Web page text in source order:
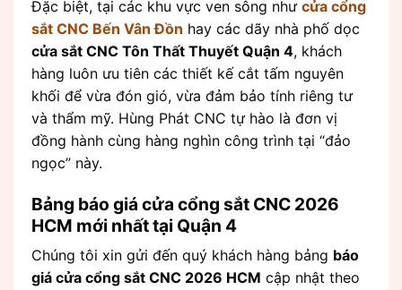
Đặc biệt, tại các khu vực ven sông như cửa cổng
sắt CNC Bến Vân Đồn hay các dãy nhà phố dọc
cửa sắt CNC Tôn Thất Thuyết Quận 4, khách
hàng luôn ưu tiên các thiết kế cắt tấm nguyên
khối để vừa đón gió, vừa đảm bảo tính riêng tư
và thẩm mỹ. Hùng Phát CNC tự hào là đơn vị
đồng hành cùng hàng nghìn công trình tại “đảo
ngọc” này.
Bảng báo giá cửa cổng sắt CNC 2026
HCM mới nhất tại Quận 4
Chúng tôi xin gửi đến quý khách hàng bảng báo
giá cửa cổng sắt CNC 2026 HCM cập nhật theo